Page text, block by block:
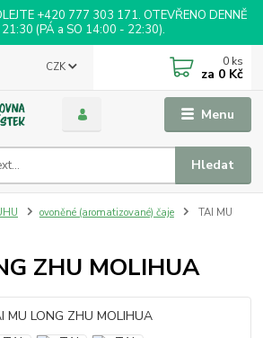
+420 777 303 171. OTEVŘENO DENNĚ
(PÁ a SO 14:00 - 22:30).
Menu
CZK
Hledat
0 ks
za 0 Kč
ovoněné (aromatizované) čaje
TAI MU
ZHU MOLIHUA